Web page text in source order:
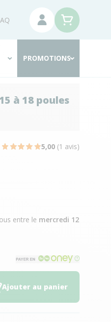
PROMOTIONS
à 18 poules
5,00 (1 avis)
entre le mercredi 12
Ajouter au panier